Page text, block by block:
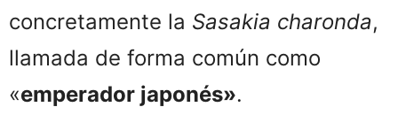
concretamente la Sasakia charonda,
llamada de forma común como
«emperador japonés».